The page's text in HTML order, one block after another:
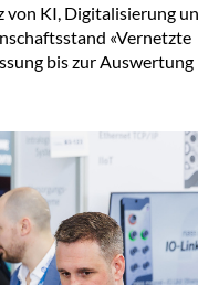
von KI, Digitalisierung
«Vernetzte
bis zur Auswertung